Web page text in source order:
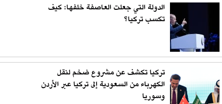
الدولة التي جعلت العاصفة خلفها: كيف
تكسب تركيا؟
تركيا تكشف عن مشروع ضخم لنقل
الكهرباء من السعودية إلى تركيا عبر الأردن
وسوريا